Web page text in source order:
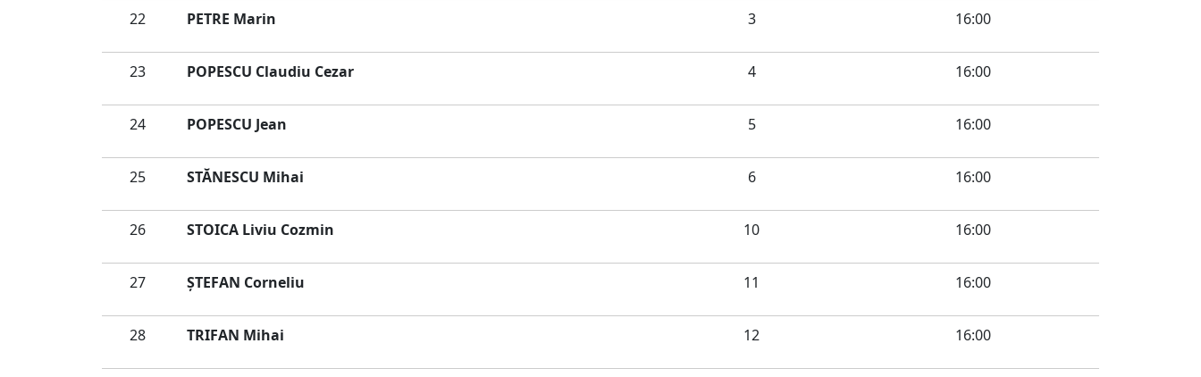
22 PETRE Marin 3 16:00
23 POPESCU Claudiu Cezar 4 16:00
24 POPESCU Jean 5 16:00
25 STĂNESCU Mihai 6 16:00
26 STOICA Liviu Cozmin 10 16:00
27 ŞTEFAN Corneliu 11 16:00
28 TRIFAN Mihai 12 16:00